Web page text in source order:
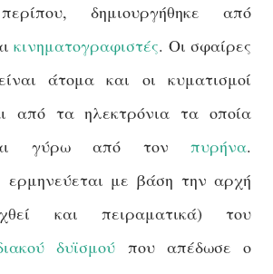
δημιουργήθηκε από
κινηματογραφιστές. Οι σφαίρες
άτομα και οι κυματισμοί
από τα ηλεκτρόνια τα οποία
γύρω από τον πυρήνα.
με βάση την αρχή
και πειραματικά) του
δυϊσμού που απέδωσε ο